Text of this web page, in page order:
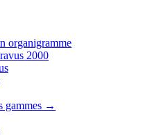
organigramme
2000
gammes →